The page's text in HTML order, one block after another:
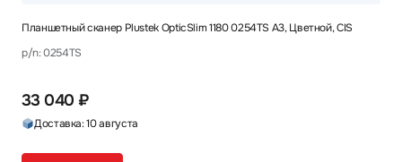
Планшетный сканер Plustek OpticSlim 1180 0254TS A3, Цветной, CIS
p/n: 0254TS
33 040 ₽
Доставка: 10 августа